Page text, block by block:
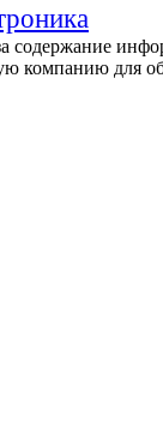
содержание
компанию для